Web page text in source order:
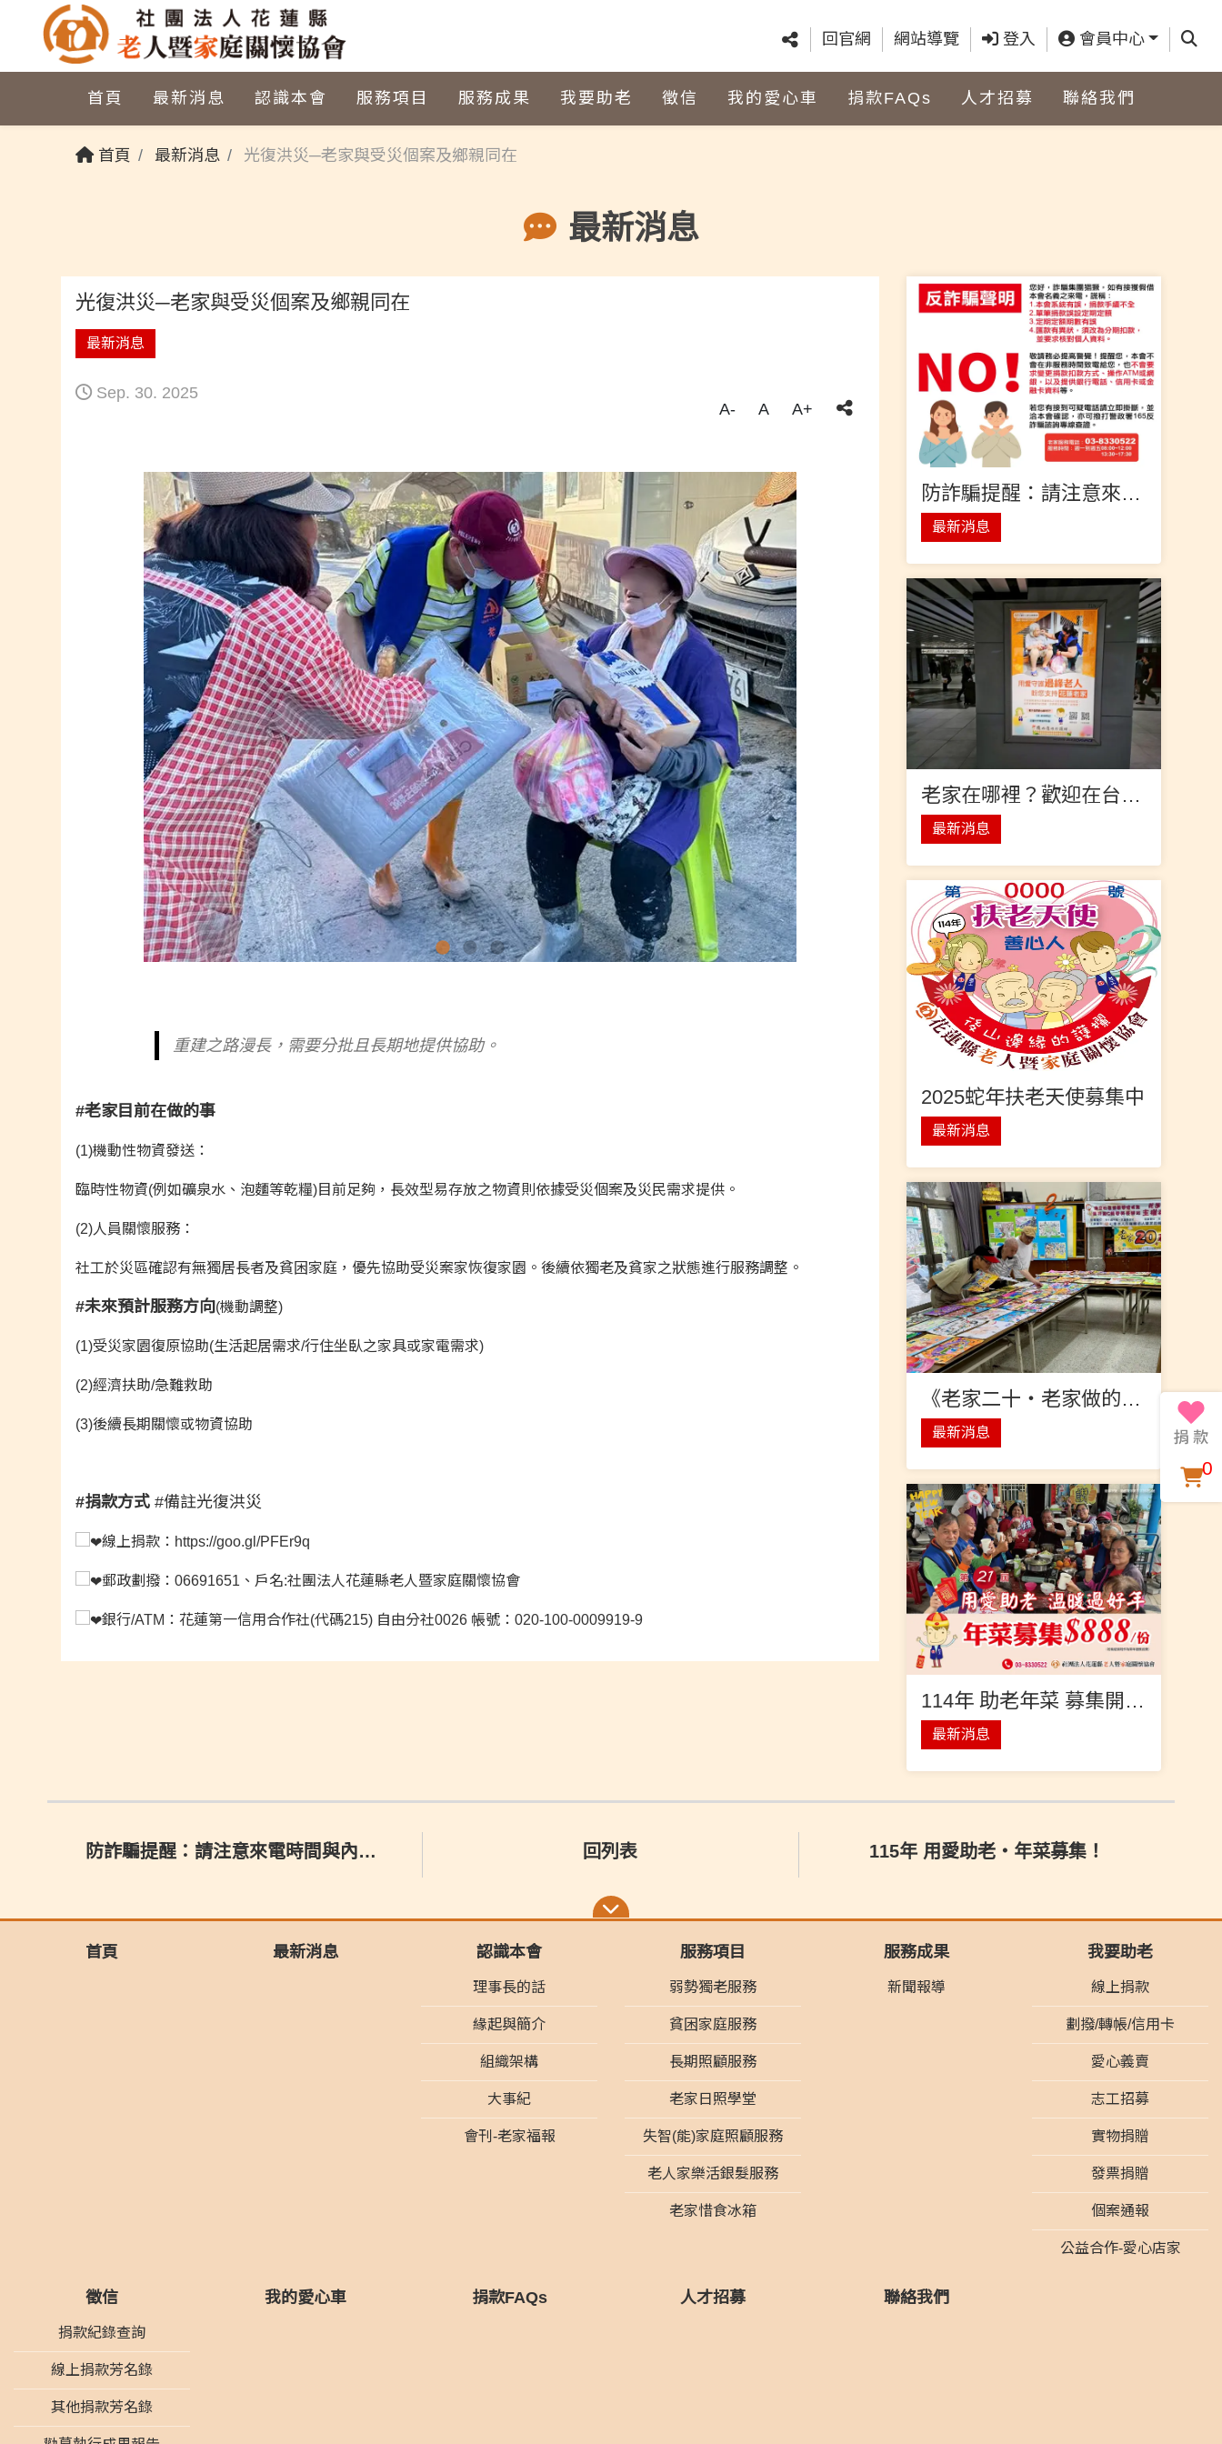
回官網 網站導覽 登入 會員中心 查詢
首頁 最新消息 認識本會 服務項目 服務成果 我要助老 徵信 我的愛心車 捐款FAQs 人才招募 聯絡我們
首頁 最新消息 光復洪災─老家與受災個案及鄉親同在
最新消息
光復洪災─老家與受災個案及鄉親同在
最新消息
Sep. 30. 2025
A-
A A+
重建之路漫長，需要分批且長期地提供協助。
#老家目前在做的事
(1)機動性物資發送：
臨時性物資(例如礦泉水、泡麵等乾糧)目前足夠，長效型易存放之物資則依據受災個案及災民需求提供。
(2)人員關懷服務：
社工於災區確認有無獨居長者及貧困家庭，優先協助受災案家恢復家園。後續依獨老及貧家之狀態進行服務調整。
#未來預計服務方向 (機動調整)
(1)受災家園復原協助(生活起居需求/行住坐臥之家具或家電需求)
(2)經濟扶助/急難救助
(3)後續長期關懷或物資協助
#捐款方式 #備註光復洪災
線上捐款： https://goo.gl/PFEr9q
郵政劃撥：06691651、戶名:社團法人花蓮縣老人暨家庭關懷協會
銀行/ATM：花蓮第一信用合作社(代碼215) 自由分社0026 帳號：020-100-0009919-9
防詐騙提醒：請注意來電時間與內容，避免受騙！
最新消息
老家在哪裡？歡迎在台北車站尋找老家燈箱廣告(公益贊助)
最新消息
2025蛇年扶老天使募集中
最新消息
《老家二十‧老家做的事》繪畫比賽獲獎名單出爐囉
最新消息
114年 助老年菜 募集開跑！
最新消息
防詐騙提醒：請注意來電時間與內容，避免受騙！ 回列表 115年 用愛助老‧年菜募集！
首頁 最新消息 認識本會
理事長的話
緣起與簡介
組織架構
大事紀
會刊-老家福報
服務項目
弱勢獨老服務
貧困家庭服務
長期照顧服務
老家日照學堂
失智(能)家庭照顧服務
老人家樂活銀髮服務
老家惜食冰箱
服務成果
新聞報導
我要助老
線上捐款
劃撥/轉帳/信用卡
愛心義賣
志工招募
實物捐贈
發票捐贈
個案通報
公益合作-愛心店家
徵信
捐款紀錄查詢
線上捐款芳名錄
其他捐款芳名錄
我的愛心車 捐款FAQs 人才招募 聯絡我們
0